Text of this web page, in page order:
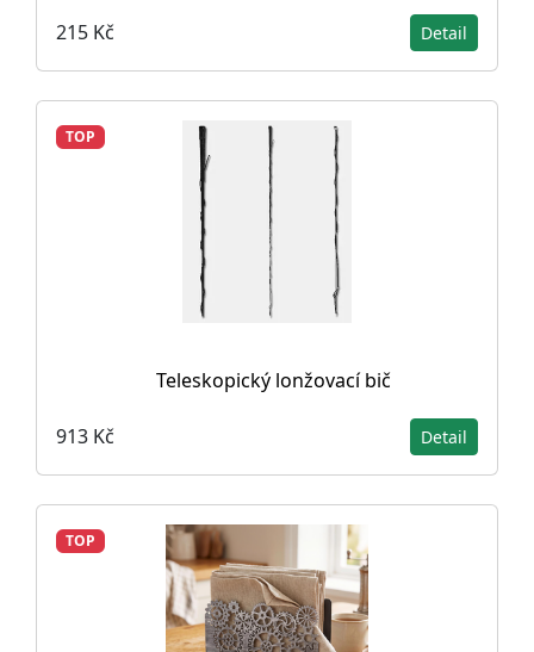
215 Kč Detail
TOP
Teleskopický lonžovací bič
913 Kč Detail
TOP